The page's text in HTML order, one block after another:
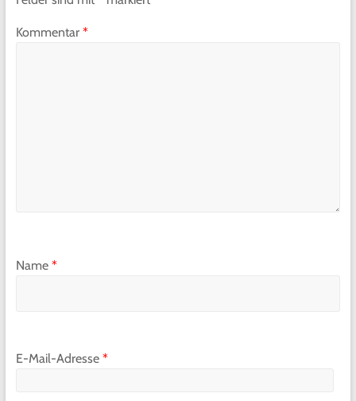
Kommentar *
Name *
E-Mail-Adresse *